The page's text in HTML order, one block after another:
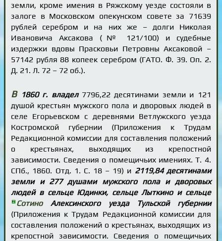
земли, кроме имения в Ряжскому уезде состояли в
залоге в Московском опекунском совете за 71639
рублей серебром и на них же – долги Николая
Ивановича Аксакова (№ 121/100) и судебные
издержки вдовы Прасковьи Петровны Аксаковой –
57142 рубля 88 копеек серебром (ГАТО. Ф. 39. Оп. 2.
Д. 21. Л. 72 – 72 об.).
В1860 г. владел7796,22 десятинами земли и 121
душой крестьян мужского пола и дворовых людей в
селе Егорьевском с деревнями Ветлужского уезда
Костромской губернии (Приложения к Трудам
Редакционной комиссии для составления положений
о крестьянах, выходящих из крепостной
зависимости. Сведения о помещичьих имениях. Т. 4.
СПб., 1860. Отд. 1. С. 18 – 19) и 2119,84 десятинами
земли и 277 душами мужского пола и дворовых
людей в сельце Юдинки, сельце Лыткино и сельце
СотиноАлексинского уезда Тульской губернии
(Приложения к Трудам Редакционной комиссии для
составления положений о крестьянах, выходящих из
крепостной зависимости. Сведения о помещичьих